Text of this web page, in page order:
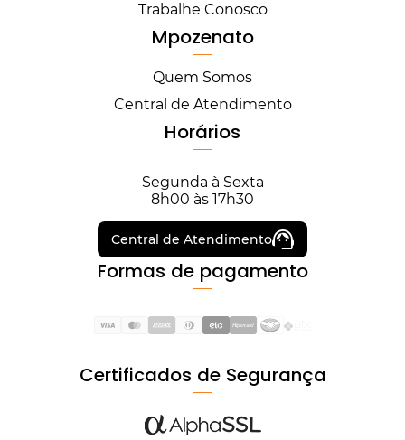
Trabalhe Conosco
Mpozenato
Quem Somos
Central de Atendimento
Horários
Segunda à Sexta
8h00 às 17h30
Central de Atendimento
Formas de pagamento
Certificados de Segurança